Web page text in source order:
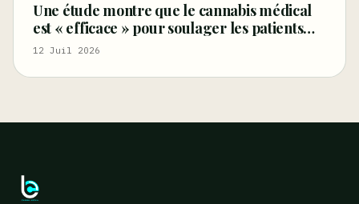
Une étude montre que le cannabis médical
est « efficace » pour soulager les patients
atteints du syndrome des jambes sans repos
12 Juil 2026